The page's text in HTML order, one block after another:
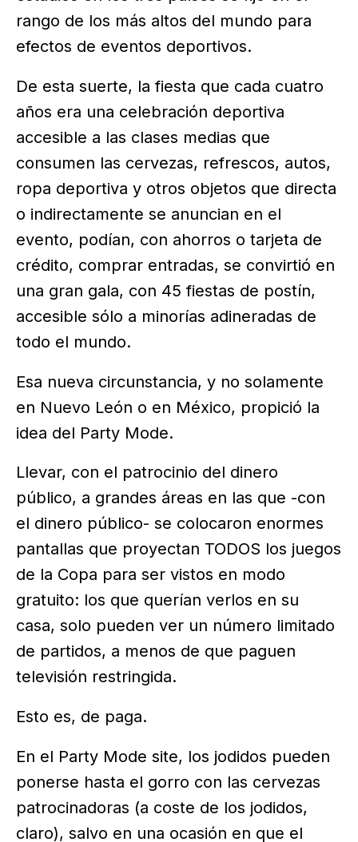
rango de los más altos del mundo para
efectos de eventos deportivos.
De esta suerte, la fiesta que cada cuatro
años era una celebración deportiva
accesible a las clases medias que
consumen las cervezas, refrescos, autos,
ropa deportiva y otros objetos que directa
o indirectamente se anuncian en el
evento, podían, con ahorros o tarjeta de
crédito, comprar entradas, se convirtió en
una gran gala, con 45 fiestas de postín,
accesible sólo a minorías adineradas de
todo el mundo.
Esa nueva circunstancia, y no solamente
en Nuevo León o en México, propició la
idea del Party Mode.
Llevar, con el patrocinio del dinero
público, a grandes áreas en las que -con
el dinero público- se colocaron enormes
pantallas que proyectan TODOS los juegos
de la Copa para ser vistos en modo
gratuito: los que querían verlos en su
casa, solo pueden ver un número limitado
de partidos, a menos de que paguen
televisión restringida.
Esto es, de paga.
En el Party Mode site, los jodidos pueden
ponerse hasta el gorro con las cervezas
patrocinadoras (a coste de los jodidos,
claro), salvo en una ocasión en que el